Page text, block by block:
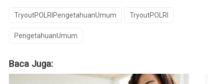
TryoutPOLRIPengetahuanUmum TryoutPOLRI
PengetahuanUmum
Baca Juga: